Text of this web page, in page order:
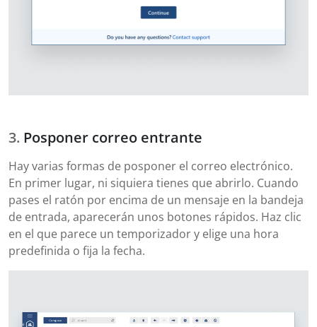
Posponer correo entrante
Hay varias formas de posponer el correo electrónico.
En primer lugar, ni siquiera tienes que abrirlo. Cuando
pases el ratón por encima de un mensaje en la bandeja
de entrada, aparecerán unos botones rápidos. Haz clic
en el que parece un temporizador y elige una hora
predefinida o fija la fecha.